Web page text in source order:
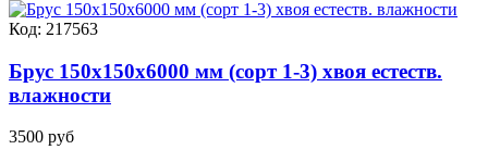
Код: 217563
Брус 150х150х6000 мм (сорт 1-3) хвоя естеств.
влажности
3500 руб